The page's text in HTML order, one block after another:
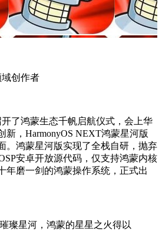
域创作者
开了鸿蒙生态千帆启航仪式，会上华
新，HarmonyOS NEXT鸿蒙星河版
。鸿蒙星河版实现了全栈自研，抛弃
安卓开放源代码，仅支持鸿蒙内核
年磨一剑的鸿蒙操作系统，正式出
璨星河，鸿蒙的星星之火得以